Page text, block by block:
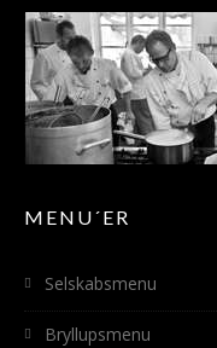
MENU´ER
Selskabsmenu
Bryllupsmenu